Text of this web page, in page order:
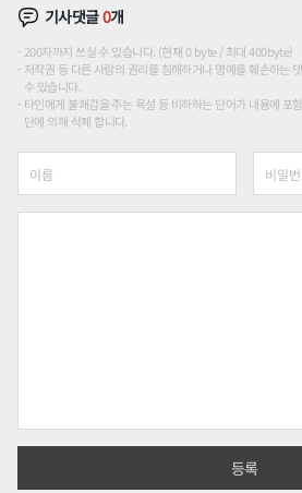
기사댓글0개
200자까지 쓰실 수 있습니다. (현재 0 byte / 최대 400byte)
저작권 등 다른 사람의 권리를 침해하거나 명예를 훼손하는
수 있습니다.
타인에게 불쾌감을 주는 욕설 등 비하하는 단어가 내용에 포
단에 의해 삭제 합니다.